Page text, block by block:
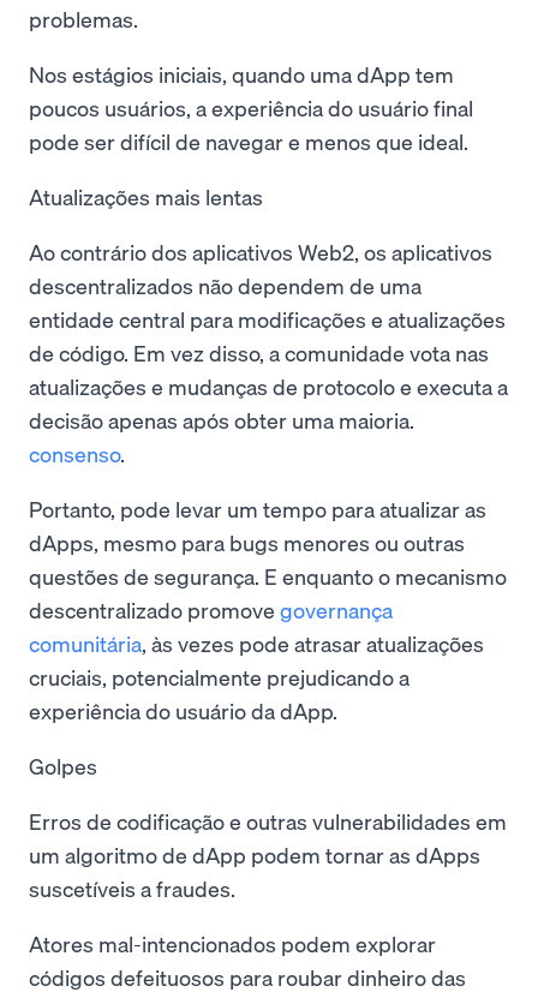
problemas.
Nos estágios iniciais, quando uma dApp tem
poucos usuários, a experiência do usuário final
pode ser difícil de navegar e menos que ideal.
Atualizações mais lentas
Ao contrário dos aplicativos Web2, os aplicativos
descentralizados não dependem de uma
entidade central para modificações e atualizações
de código. Em vez disso, a comunidade vota nas
atualizações e mudanças de protocolo e executa a
decisão apenas após obter uma maioria.
consenso.
Portanto, pode levar um tempo para atualizar as
dApps, mesmo para bugs menores ou outras
questões de segurança. E enquanto o mecanismo
descentralizado promove governança
comunitária, às vezes pode atrasar atualizações
cruciais, potencialmente prejudicando a
experiência do usuário da dApp.
Golpes
Erros de codificação e outras vulnerabilidades em
um algoritmo de dApp podem tornar as dApps
suscetíveis a fraudes.
Atores mal-intencionados podem explorar
códigos defeituosos para roubar dinheiro das